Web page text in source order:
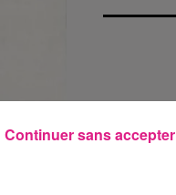
Continuer sans accepter